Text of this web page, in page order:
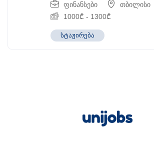
ფინანსები
თბილისი
1000₾ - 1300₾
სტაჟირება